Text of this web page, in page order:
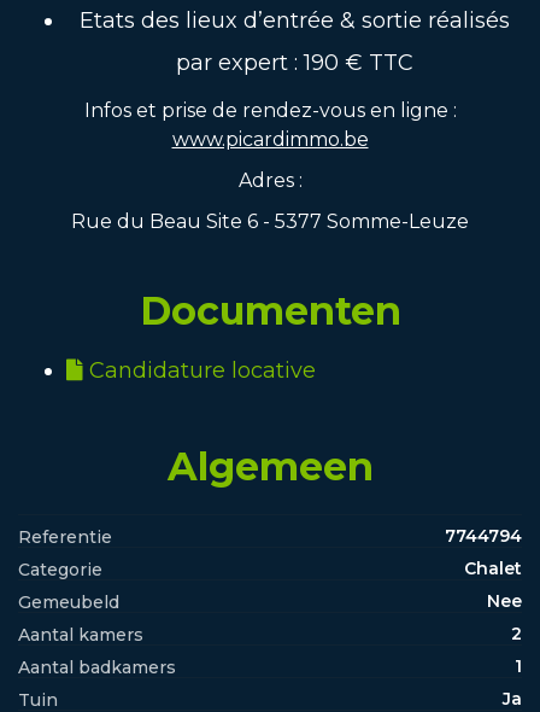
Etats des lieux d’entrée & sortie réalisés
par expert : 190 € TTC
Infos et prise de rendez-vous en ligne :
www.picardimmo.be
Adres :
Rue du Beau Site 6 - 5377 Somme-Leuze
Documenten
Candidature locative
Algemeen
Referentie
7744794
Categorie
Chalet
Gemeubeld
Nee
Aantal kamers
2
Aantal badkamers
1
Tuin
Ja